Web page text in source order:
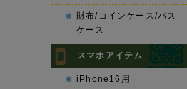
財布/コインケース/パス
ケース
スマホアイテム
iPhone16用